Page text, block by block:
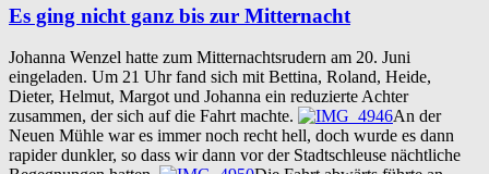
Es ging nicht ganz bis zur Mitternacht
Johanna Wenzel hatte zum Mitternachtsrudern am 20. Juni
eingeladen. Um 21 Uhr fand sich mit Bettina, Roland, Heide,
Dieter, Helmut, Margot und Johanna ein reduzierte Achter
zusammen, der sich auf die Fahrt machte.
An der
Neuen Mühle war es immer noch recht hell, doch wurde es dann
rapider dunkler, so dass wir dann vor der Stadtschleuse nächt­liche